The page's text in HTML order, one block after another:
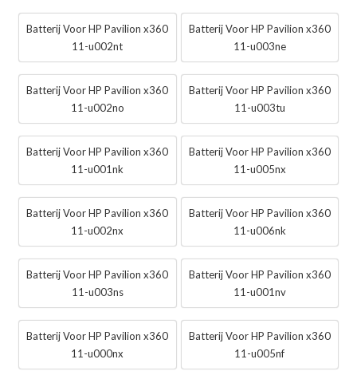
Batterij Voor HP Pavilion x360
11-u002nt
Batterij Voor HP Pavilion x360
11-u003ne
Batterij Voor HP Pavilion x360
11-u002no
Batterij Voor HP Pavilion x360
11-u003tu
Batterij Voor HP Pavilion x360
11-u001nk
Batterij Voor HP Pavilion x360
11-u005nx
Batterij Voor HP Pavilion x360
11-u002nx
Batterij Voor HP Pavilion x360
11-u006nk
Batterij Voor HP Pavilion x360
11-u003ns
Batterij Voor HP Pavilion x360
11-u001nv
Batterij Voor HP Pavilion x360
11-u000nx
Batterij Voor HP Pavilion x360
11-u005nf